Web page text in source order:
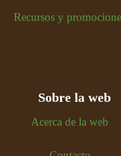
Recursos y
Sobre la web
Acerca de la web